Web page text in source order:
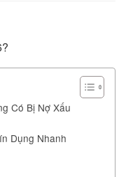
Có Bị Nợ Xấu
Dụng Nhanh